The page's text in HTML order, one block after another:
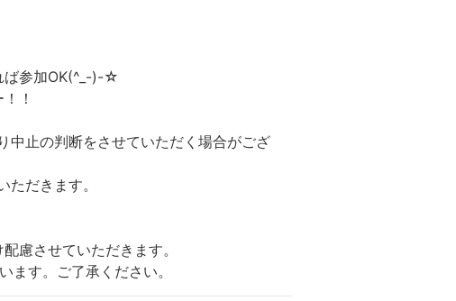
ば参加OK(^_-)-☆
！
中止の判断をさせていただく場合がござ
だきます。
慮させていただきます。
ます。ご了承ください。